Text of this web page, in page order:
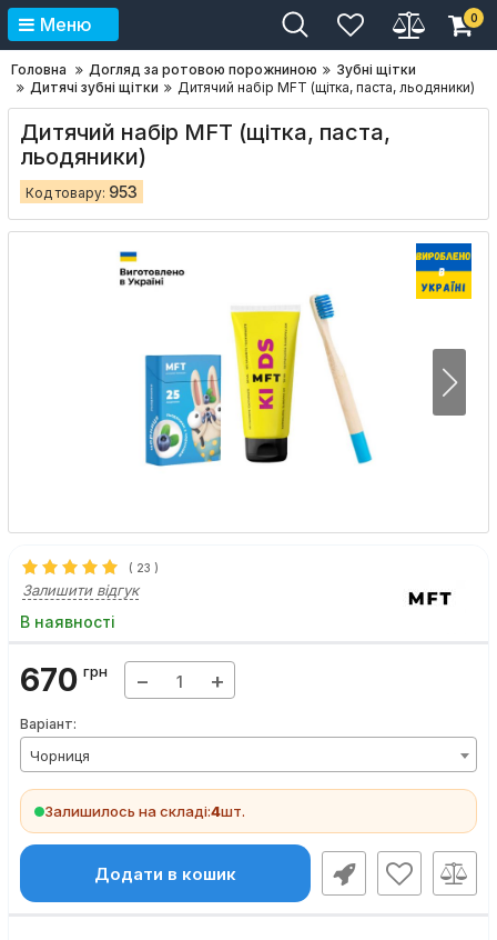
Меню 0
Головна Догляд за ротовою порожниною
Зубні щітки
Дитячі зубні щітки
Дитячий набір MFT (щітка, паста, льодяники)
Дитячий набір MFT (щітка, паста,
льодяники)
Код товару: 953
( 23 )
Залишити відгук
В наявності
670 грн − +
Варіант:
Чорниця
Залишилось на складі:4шт.
Додати в кошик